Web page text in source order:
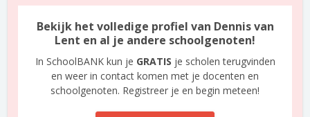
Bekijk het volledige profiel van Dennis van
Lent en al je andere schoolgenoten!
In SchoolBANK kun je GRATIS je scholen terugvinden
en weer in contact komen met je docenten en
schoolgenoten. Registreer je en begin meteen!